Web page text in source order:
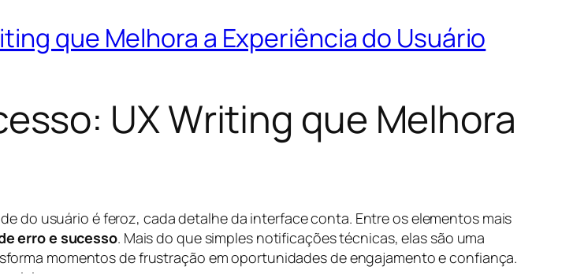
que Melhora a Experiência do Usuário
UX Writing que Melhora
do usuário é feroz, cada detalhe da interface conta. Entre os elementos mais
erro e sucesso. Mais do que simples notificações técnicas, elas são uma
momentos de frustração em oportunidades de engajamento e confiança.